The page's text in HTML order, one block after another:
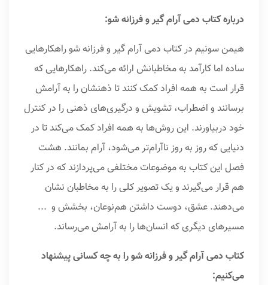
درباره کتاب دمی آرام گیر و فرزانه شو:
هیمن سونیم در کتاب دمی آرام گیر و فرزانه شو راهکارهایی
ساده اما کارآمد به مخاطبانش ارائه می‌کند. راهکارهایی که
قرار است به همه افراد کمک کنند تا ذهنشان را به آرامش
برسانند و اضطراب، تشویش و درگیری‌های ذهنی را در کنترل
خود دربیاورند. این روش‌ها به همه افراد کمک می‌کند تا در
دنیایی که روز به روز ناآرام‌تر می‌شود، آرام بمانند. هشت
فصل این کتاب به موضوعات مختلفی می‌پردازند که در کنار
هم قرار می‌گیرند و یک تصویر کلی را به مخاطبان نشان
می‌دهند. عشق، دوست داشتن هم‌نوعان، بخشش و ...
مسیرهای دیگری که انسان‌ها را به آرامش می‌رساند.
کتاب دمی آرام گیر و فرزانه شو را به چه کسانی پیشنهاد
می‌کنیم: